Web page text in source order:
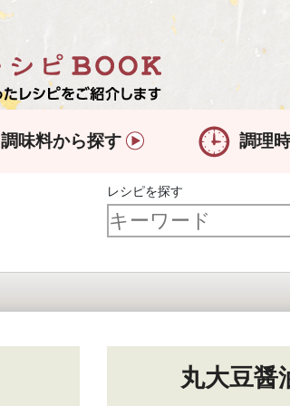
調味料から探す 調理
レシピを探す
丸大豆醤